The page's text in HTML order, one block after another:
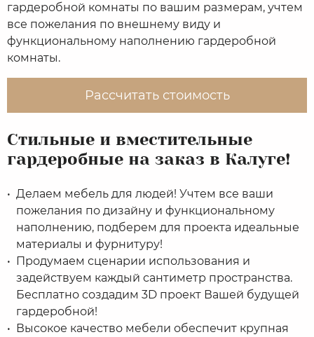
гардеробной комнаты по вашим размерам, учтем
все пожелания по внешнему виду и
функциональному наполнению гардеробной
комнаты.
Рассчитать стоимость
Стильные и вместительные
гардеробные на заказ в Калуге!
Делаем мебель для людей! Учтем все ваши
пожелания по дизайну и функциональному
наполнению, подберем для проекта идеальные
материалы и фурнитуру!
Продумаем сценарии использования и
задействуем каждый сантиметр пространства.
Бесплатно создадим 3D проект Вашей будущей
гардеробной!
Высокое качество мебели обеспечит крупная